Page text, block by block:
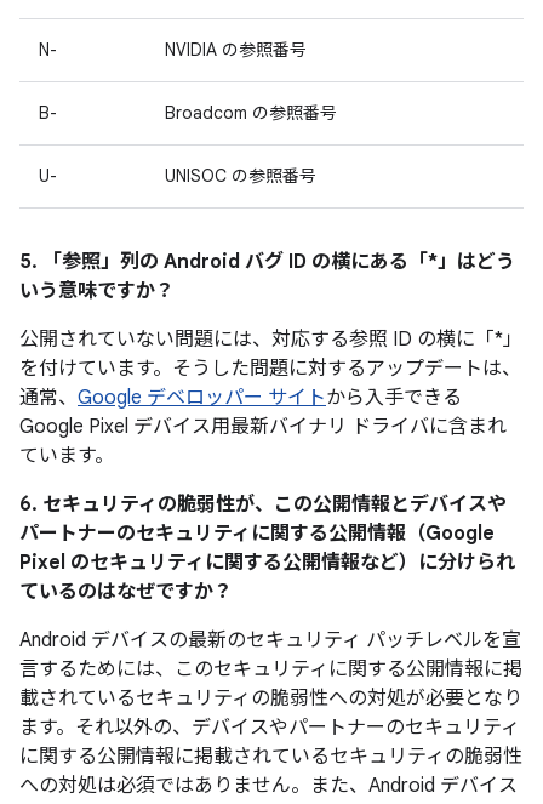
N- NVIDIA の参照番号
B- Broadcom の参照番号
U- UNISOC の参照番号
5. 「参照」 列の Android バグ ID の横にある「*」はどう
いう意味ですか？
公開されていない問題には、対応する参照 ID の横に「*」
を付けています。そうした問題に対するアップデートは、
通常、 Google デベロッパー サイトから入手できる
Google Pixel デバイス用最新バイナリ ドライバに含まれ
ています。
6. セキュリティの脆弱性が、この公開情報とデバイスや
パートナーのセキュリティに関する公開情報（Google
Pixel のセキュリティに関する公開情報など）に分けられ
ているのはなぜですか？
Android デバイスの最新のセキュリティ パッチレベルを宣
言するためには、このセキュリティに関する公開情報に掲
載されているセキュリティの脆弱性への対処が必要となり
ます。それ以外の、デバイスやパートナーのセキュリティ
に関する公開情報に掲載されているセキュリティの脆弱性
への対処は必須ではありません。また、Android デバイス